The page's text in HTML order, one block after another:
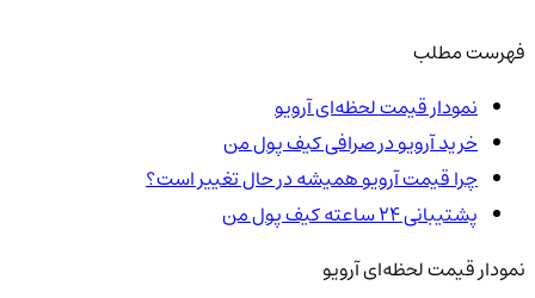
فهرست مطلب
نمودار قیمت لحظه‌ای آرویو
خرید آرویو در صرافی کیف پول من
چرا قیمت آرویو همیشه در حال تغییر است؟
پشتیبانی ۲۴ ساعته کیف پول من
نمودار قیمت لحظه‌ای آرویو